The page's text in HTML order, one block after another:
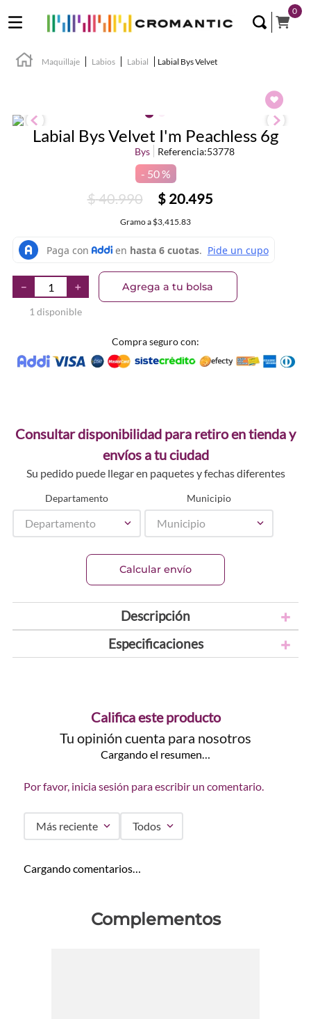
0
Maquillaje Labios Labial Labial Bys Velvet
Labial Bys Velvet I'm Peachless 6g
Bys Referencia:53778
50 %
$40.990 $ 20.495
Gramoa $3,415.83
＋
－
1 disponible
Agrega a tu bolsa
Compra seguro con:
Consultar disponibilidad para retiro en tienda y
envíos a tu ciudad
Su pedido puede llegar en paquetes y fechas diferentes
Departamento
Departamento
Municipio
Municipio
Calcular envío
Descripción
Especificaciones
Califica este producto
Tu opinión cuenta para nosotros
Cargando el resumen…
Por favor, inicia sesión para escribir un comentario.
Más reciente Todos
Cargando comentarios…
Complementos